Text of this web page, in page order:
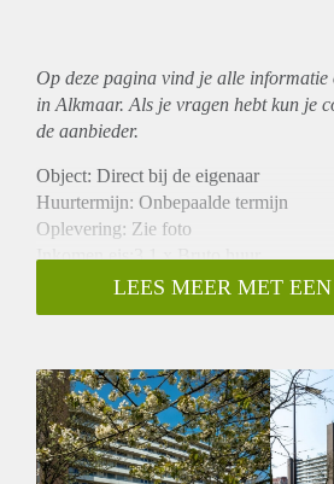
Op deze pagina vind je alle informatie
in Alkmaar. Als je vragen hebt kun je
de aanbieder.
Object: Direct bij de eigenaar
Huurtermijn: Onbepaalde termijn
Oplevering: Zie foto
Inkomen eis:3,1 x Bruto huur
Garantiestelling mogelijk: Ja
Borg: 1 Maand
Huisdieren toegestaan: Afhankelijk van
Huurtoeslag grens: Nee
Geschikt voor studenten: Afhankelijk
LEES MEER MET